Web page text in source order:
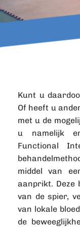
Kunt u
Of heeft u
met u de
u namelijk
Functional
middel van
aanprikt. Deze
van de spier,
van lokale
de